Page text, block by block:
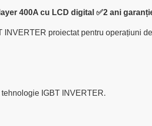
400A cu LCD digital ✅2 ani
proiectat pentru operațiuni
IGBT INVERTER.